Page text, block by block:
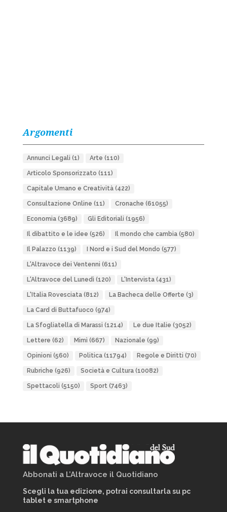
Argomenti
Annunci Legali (1) Arte (110)
Articolo Sponsorizzato (111)
Capitale Umano e Creatività(422)
Consultazione Online (11) Cronache (61055)
Economia(3689) Gli Editoriali (1956)
Il dibattito e le idee (526) Il mondo che cambia(580)
Il Palazzo (1139) I Nord e i Sud del Mondo (577)
L'Altravoce dei Ventenni (611)
L'Altravoce del Lunedì (120) L'Intervista(431)
L'Italia Rovesciata(812) La Bacheca delle Offerte (3)
La Card di Buttafuoco (974)
La Sfogliatella di Marassi (1214) Le due Italie (3052)
Lettere (62) Mimì (667) Nazionale (99)
Opinioni (560) Politica(11794) Regole e Diritti (70)
Rubriche (926) Società e Cultura(10082)
Spettacoli (5150) Sport(7463)
Abbonati a L’Altravoce il Quotidiano
Scegli la tua edizione, potrai consultarla su pc
tablet e smartphone